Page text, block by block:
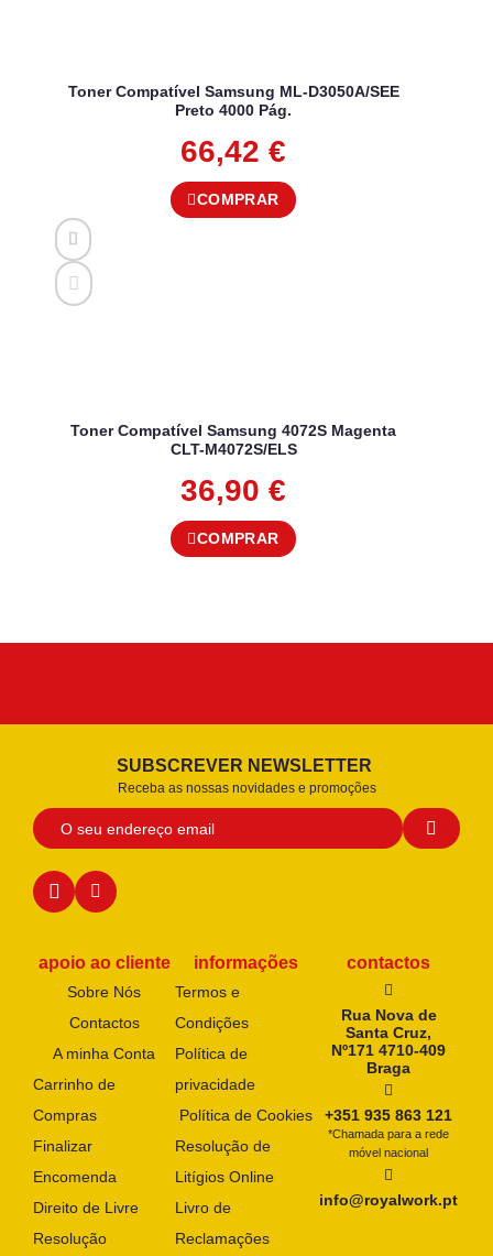
Toner Compatível Samsung ML-D3050A/SEE
Preto 4000 Pág.
66,42 €
COMPRAR
Toner Compatível Samsung 4072S Magenta
CLT-M4072S/ELS
36,90 €
COMPRAR
SUBSCREVER NEWSLETTER
Receba as nossas novidades e promoções
apoio ao cliente
Sobre Nós
Contactos
A minha Conta
Carrinho de
Compras
Finalizar
Encomenda
Direito de Livre
Resolução
informações
Termos e
Condições
Política de
privacidade
Política de Cookies
Resolução de
Litígios Online
Livro de
Reclamações
contactos
Rua Nova de
Santa Cruz,
Nº171 4710-409
Braga
+351 935 863 121
*Chamada para a rede
móvel nacional
info@royalwork.pt